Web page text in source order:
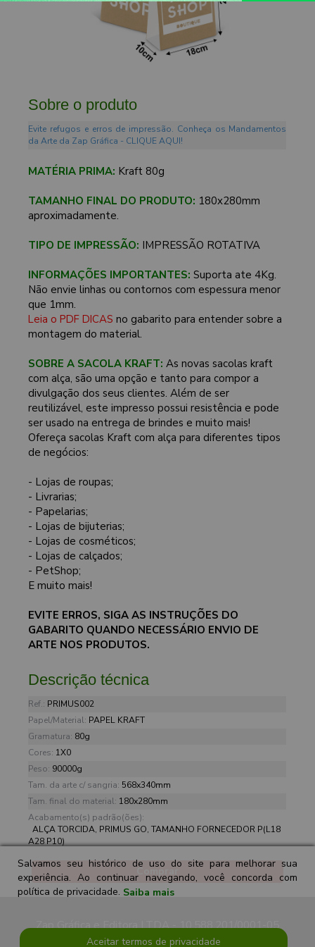
Sobre o produto
Evite refugos e erros de impressão. Conheça os Mandamentos
da Arte da Zap Gráfica - CLIQUE AQUI!
MATÉRIA PRIMA: Kraft 80g
TAMANHO FINAL DO PRODUTO: 180x280mm
aproximadamente.
TIPO DE IMPRESSÃO: IMPRESSÃO ROTATIVA
INFORMAÇÕES IMPORTANTES: Suporta ate 4Kg.
Não envie linhas ou contornos com espessura menor
que 1mm.
Leia o PDF DICAS no gabarito para entender sobre a
montagem do material.
SOBRE A SACOLA KRAFT: As novas sacolas kraft
com alça, são uma opção e tanto para compor a
divulgação dos seus clientes. Além de ser
reutilizável, este impresso possui resistência e pode
ser usado na entrega de brindes e muito mais!
Ofereça sacolas Kraft com alça para diferentes tipos
de negócios:
- Lojas de roupas;
- Livrarias;
- Papelarias;
- Lojas de bijuterias;
- Lojas de cosméticos;
- Lojas de calçados;
- PetShop;
E muito mais!
EVITE ERROS, SIGA AS INSTRUÇÕES DO
GABARITO QUANDO NECESSÁRIO ENVIO DE
ARTE NOS PRODUTOS.
Descrição técnica
Ref.: PRIMUS002
Papel/Material: PAPEL KRAFT
Gramatura: 80g
Cores: 1X0
Peso: 90000g
Tam. da arte c/ sangria: 568x340mm
Tam. final do material: 180x280mm
Acabamento(s) padrão(ões):
ALÇA TORCIDA, PRIMUS GO, TAMANHO FORNECEDOR P(L18
A28 P10)
Comprar
Zap Gráfica e Editora LTDA - 10.588.201/0001-05
Salvamos seu histórico de uso do site para melhorar sua
experiência. Ao continuar navegando, você concorda com
política de privacidade. Saiba mais
Aceitar termos de privacidade